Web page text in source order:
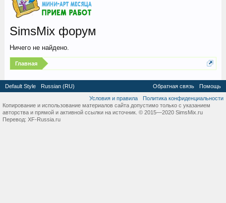
SimsMix форум
Ничего не найдено.
Главная
Default Style Russian (RU) Обратная связь
Помощь
Условия и правила
Политика конфиденциальности
Копирование и использование материалов сайта допустимо только с указанием
авторства и прямой и активной ссылки на источник. © 2015—2020 SimsMix.ru
Перевод: XF-Russia.ru